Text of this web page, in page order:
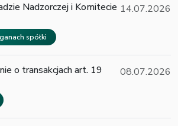
Nadzorczej i Komitecie
spółki
14.07.2026
o transakcjach art. 19
08.07.2026